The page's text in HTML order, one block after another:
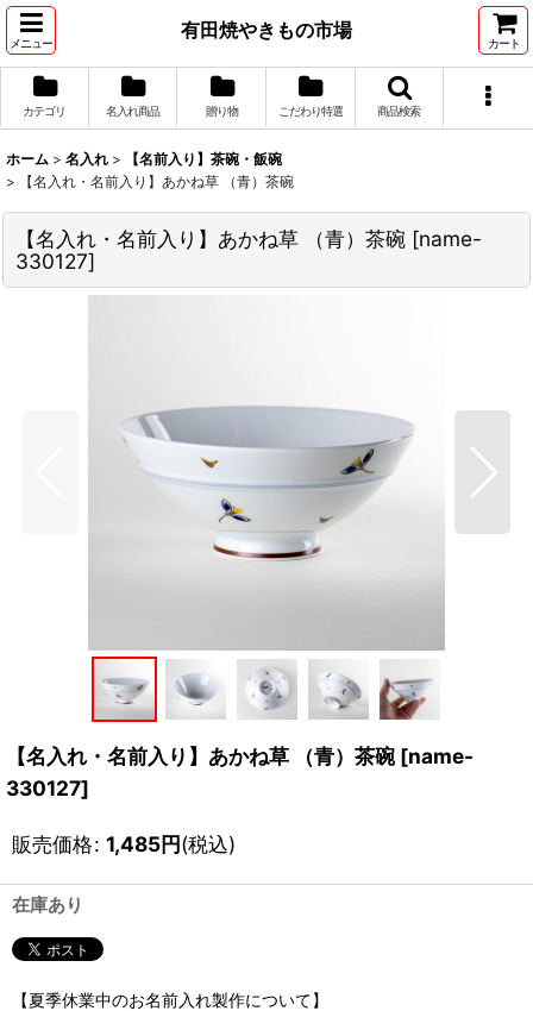
メニュー
有田焼やきもの市場
カート
カテゴリ 名入れ商品 贈り物 こだわり特選 商品検索
ホーム > 名入れ >
【名前入り】茶碗・飯碗
>
【名入れ・名前入り】あかね草 （青）茶碗
【名入れ・名前入り】あかね草 （青）茶碗 [name-
330127]
【名入れ・名前入り】あかね草 （青）茶碗 [name-
330127]
販売価格: 1,485円(税込)
在庫あり
【夏季休業中のお名前入れ製作について】